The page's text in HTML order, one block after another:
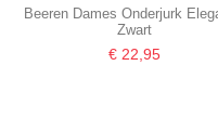
Beeren Dames Onderjurk
Zwart
€ 22,95